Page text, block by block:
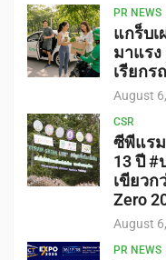
PR NEWS
แกร็บเ
มาแร
เรียกร
August
CSR
ซีพีแร
13 ปี #
เขียวก
Zero
August
PR NEWS